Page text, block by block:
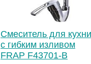
Смеситель для кухни
с гибким изливом
FRAP F43701-B